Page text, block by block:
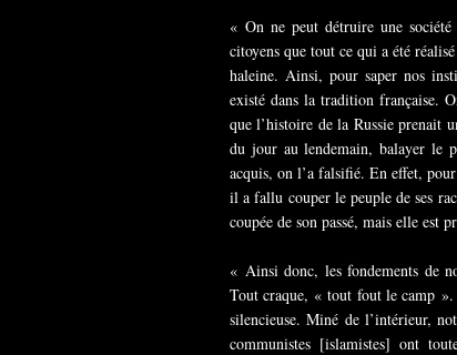
« On ne peut détruire une société
citoyens que tout ce qui a été
haleine. Ainsi, pour saper nos
existé dans la tradition française.
que l’histoire de la Russie prenait
du jour au lendemain, balayer le
acquis, on l’a falsifié. En effet,
il a fallu couper le peuple de ses
coupée de son passé, mais elle est
« Ainsi donc, les fondements de
Tout craque, « tout fout le camp
silencieuse. Miné de l’intérieur,
communistes [islamistes] ont